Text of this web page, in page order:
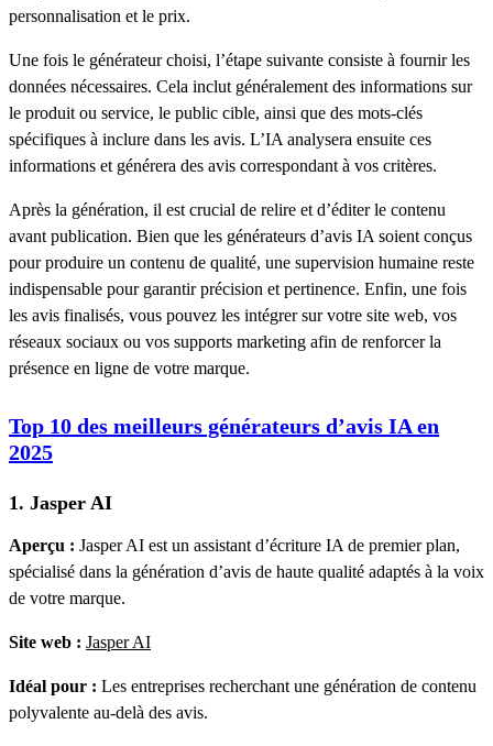
personnalisation et le prix.
Une fois le générateur choisi, l’étape suivante consiste à fournir les
données nécessaires. Cela inclut généralement des informations sur
le produit ou service, le public cible, ainsi que des mots-clés
spécifiques à inclure dans les avis. L’IA analysera ensuite ces
informations et générera des avis correspondant à vos critères.
Après la génération, il est crucial de relire et d’éditer le contenu
avant publication. Bien que les générateurs d’avis IA soient conçus
pour produire un contenu de qualité, une supervision humaine reste
indispensable pour garantir précision et pertinence. Enfin, une fois
les avis finalisés, vous pouvez les intégrer sur votre site web, vos
réseaux sociaux ou vos supports marketing afin de renforcer la
présence en ligne de votre marque.
Top 10 des meilleurs générateurs d’avis IA en
2025
1. Jasper AI
Aperçu : Jasper AI est un assistant d’écriture IA de premier plan,
spécialisé dans la génération d’avis de haute qualité adaptés à la voix
de votre marque.
Site web : Jasper AI
Idéal pour : Les entreprises recherchant une génération de contenu
polyvalente au-delà des avis.